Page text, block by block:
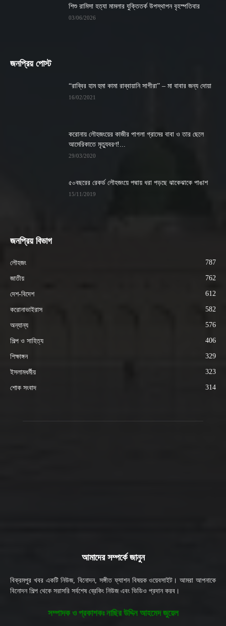
শিশু রামিসা হত্যা মামলার যুক্তিতর্ক উপস্থাপন বৃহস্পতিবার
03/06/2026
জনপ্রিয় পোস্ট
“রাব্বির হাম হুমা কামা রাব্বায়ানি সাগীরা” – মা বাবার জন্য দোয়া
16/02/2021
করোনায় লৌহজংয়ের কাজীর পাগলা গ্রামের বাবা ও তার ছেলে
আমেরিকাতে মৃত্যুবরণ!...
29/03/2020
৫০বছরের রেকর্ড লৌহজংয়ে পদ্মায় ধরা পড়ছে ঝাকেঝাকে পাঙাশ
15/11/2019
জনপ্রিয় বিভাগ
লৌহজং 787
জাতীয় 762
দেশ-বিদেশ 612
করোনাভাইরাস 582
অন্যান্য 576
শিল্প ও সাহিত্য 406
শিক্ষাঙ্গন 329
ইসলামধর্মীয় 323
শোক সংবাদ 314
আমাদের সম্পর্কে জানুন
বিক্রমপুর খবর একটি নিউজ, বিনোদন, সঙ্গীত ফ্যাশন বিষয়ক ওয়েবসাইট। আমরা আপনাকে
বিনোদন শিল্প থেকে সরাসরি সর্বশেষ ব্রেকিং নিউজ এবং ভিডিও প্রদান করব।
সম্পাদক ও প্রকাশকঃ নাছির উদ্দিন আহমেদ জুয়েল